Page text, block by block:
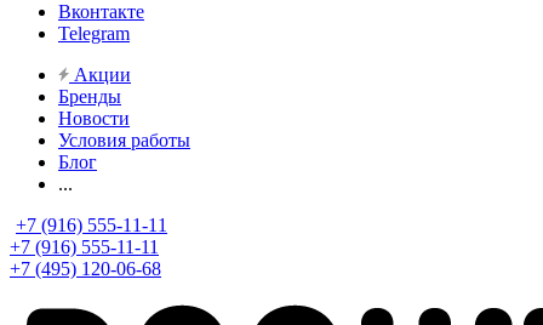
Вконтакте
Telegram
Акции
Бренды
Новости
Условия работы
Блог
...
+7 (916) 555-11-11
+7 (916) 555-11-11
+7 (495) 120-06-68